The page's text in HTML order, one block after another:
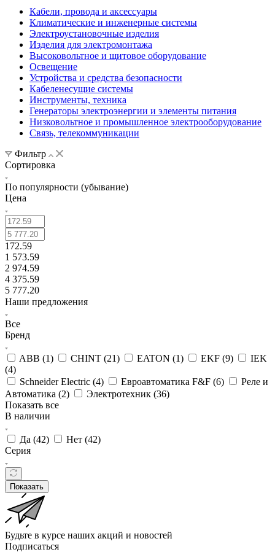
Кабели, провода и аксессуары
Климатические и инженерные системы
Электроустановочные изделия
Изделия для электромонтажа
Высоковольтное и щитовое оборудование
Освещение
Устройства и средства безопасности
Кабеленесущие системы
Инструменты, техника
Генераторы электроэнергии и элементы питания
Низковольтное и промышленное электрооборудование
Связь, телекоммуникации
Фильтр
Сортировка
По популярности (убывание)
Цена
172.59
1 573.59
2 974.59
4 375.59
5 777.20
Наши предложения
Все
Бренд
ABB (1) CHINT (21) EATON (1) EKF (9)
IEK
(4)
Schneider Electric (4) Евроавтоматика F&F (6)
Реле и
Автоматика (2) Электротехник (36)
Показать все
В наличии
Да (42) Нет (42)
Серия
Показать
Будьте в курсе наших акций и новостей
Подписаться